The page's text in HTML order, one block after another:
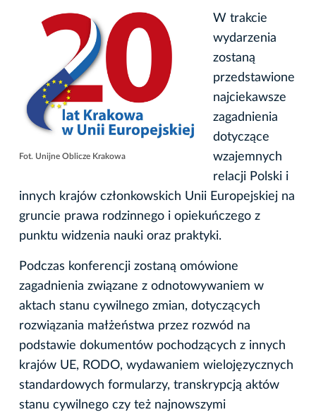
Fot. Unijne Oblicze Krakowa
W trakcie
wydarzenia
zostaną
przedstawione
najciekawsze
zagadnienia
dotyczące
wzajemnych
relacji Polski i
innych krajów członkowskich Unii Europejskiej na
gruncie prawa rodzinnego i opiekuńczego z
punktu widzenia nauki oraz praktyki.
Podczas konferencji zostaną omówione
zagadnienia związane z odnotowywaniem w
aktach stanu cywilnego zmian, dotyczących
rozwiązania małżeństwa przez rozwód na
podstawie dokumentów pochodzących z innych
krajów UE, RODO, wydawaniem wielojęzycznych
standardowych formularzy, transkrypcją aktów
stanu cywilnego czy też najnowszymi